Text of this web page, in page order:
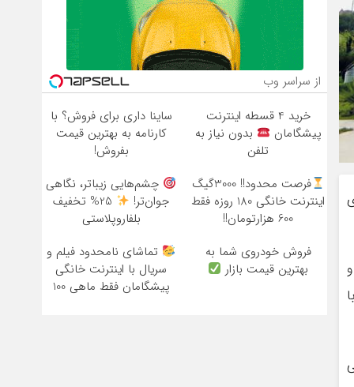
از سراسر وب
خرید 4 قسطه اینترنت
پیشگامان
بدون نیاز به
تلفن
ساینا داری برای فروش؟ با
کارنامه به بهترین قیمت
بفروش!
فرصت محدود!! 3000گیگ
اینترنت خانگی 180 روزه فقط
600 هزارتومان!!
چشم‌هایی زیباتر، نگاهی
جوان‌تر!
25% تخفیف
بلفاروپلاستی
فروش خودروی شما به
بهترین قیمت بازار
تماشای نامحدود فیلم و
سریال با اینترنت خانگی
پیشگامان فقط ماهی 100